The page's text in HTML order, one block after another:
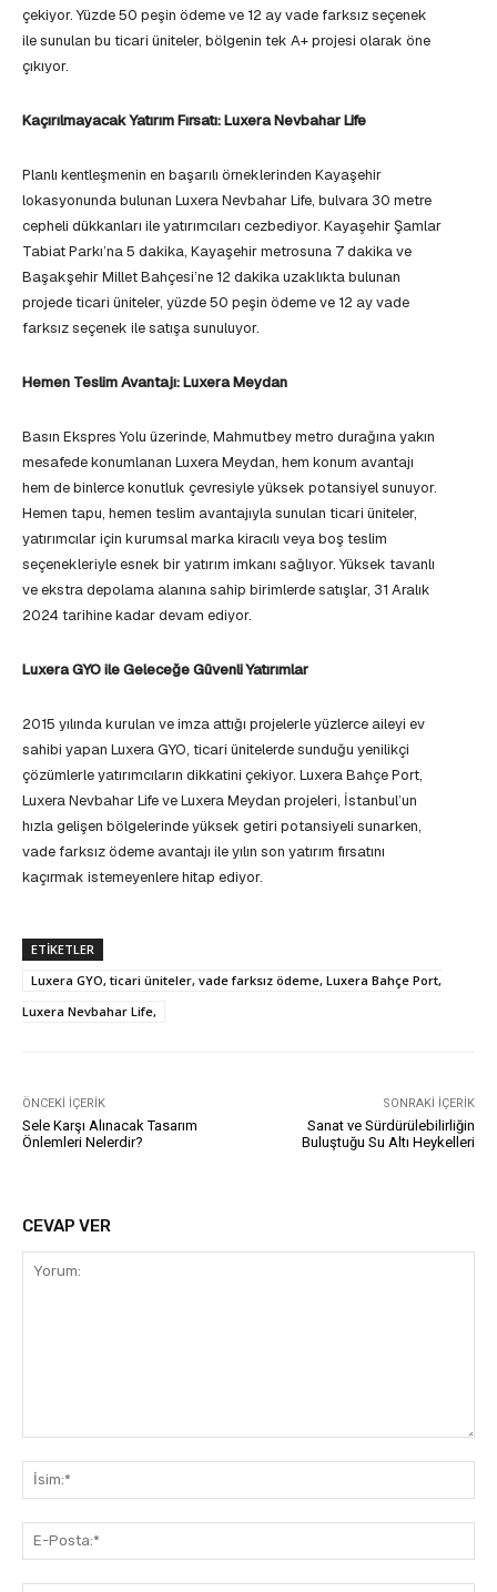
çekiyor. Yüzde 50 peşin ödeme ve 12 ay vade farksız seçenek
ile sunulan bu ticari üniteler, bölgenin tek A+ projesi olarak öne
çıkıyor.
Kaçırılmayacak Yatırım Fırsatı: Luxera Nevbahar Life
Planlı kentleşmenin en başarılı örneklerinden Kayaşehir
lokasyonunda bulunan Luxera Nevbahar Life, bulvara 30 metre
cepheli dükkanları ile yatırımcıları cezbediyor. Kayaşehir Şamlar
Tabiat Parkı’na 5 dakika, Kayaşehir metrosuna 7 dakika ve
Başakşehir Millet Bahçesi’ne 12 dakika uzaklıkta bulunan
projede ticari üniteler, yüzde 50 peşin ödeme ve 12 ay vade
farksız seçenek ile satışa sunuluyor.
Hemen Teslim Avantajı: Luxera Meydan
Basın Ekspres Yolu üzerinde, Mahmutbey metro durağına yakın
mesafede konumlanan Luxera Meydan, hem konum avantajı
hem de binlerce konutluk çevresiyle yüksek potansiyel sunuyor.
Hemen tapu, hemen teslim avantajıyla sunulan ticari üniteler,
yatırımcılar için kurumsal marka kiracılı veya boş teslim
seçenekleriyle esnek bir yatırım imkanı sağlıyor. Yüksek tavanlı
ve ekstra depolama alanına sahip birimlerde satışlar, 31 Aralık
2024 tarihine kadar devam ediyor.
Luxera GYO ile Geleceğe Güvenli Yatırımlar
2015 yılında kurulan ve imza attığı projelerle yüzlerce aileyi ev
sahibi yapan Luxera GYO, ticari ünitelerde sunduğu yenilikçi
çözümlerle yatırımcıların dikkatini çekiyor. Luxera Bahçe Port,
Luxera Nevbahar Life ve Luxera Meydan projeleri, İstanbul’un
hızla gelişen bölgelerinde yüksek getiri potansiyeli sunarken,
vade farksız ödeme avantajı ile yılın son yatırım fırsatını
kaçırmak istemeyenlere hitap ediyor.
ETIKETLER
Luxera GYO, ticari üniteler, vade farksız ödeme, Luxera Bahçe Port,
Luxera Nevbahar Life,
ÖNCEKI İÇERIK
Sele Karşı Alınacak Tasarım
Önlemleri Nelerdir?
SONRAKI İÇERIK
Sanat ve Sürdürülebilirliğin
Buluştuğu Su Altı Heykelleri
CEVAP VER